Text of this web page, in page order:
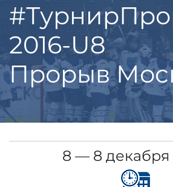
2016-U8
Прорыв
8 — 8 декабря